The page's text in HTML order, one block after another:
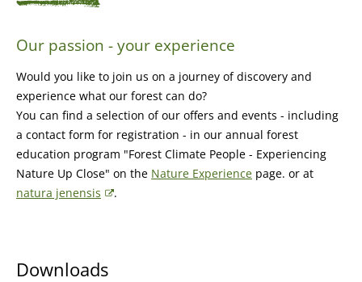
Our passion - your experience
Would you like to join us on a journey of discovery and
experience what our forest can do?
You can find a selection of our offers and events - including
a contact form for registration - in our annual forest
education program "Forest Climate People - Experiencing
Nature Up Close" on the Nature Experience page. or at
natura jenensis
.
Downloads